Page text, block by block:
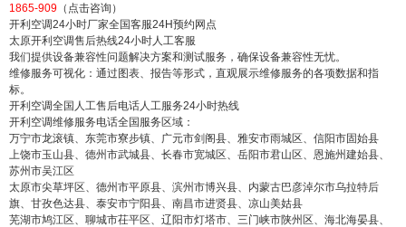
1865-909 （点击咨询）
开利空调24小时厂家全国客服24H预约网点
太原开利空调售后热线24小时人工客服
我们提供设备兼容性问题解决方案和测试服务，确保设备兼容性无忧。
维修服务可视化：通过图表、报告等形式，直观展示维修服务的各项数据和指
标。
开利空调全国人工售后电话人工服务24小时热线
开利空调维修服务电话全国服务区域：
万宁市龙滚镇、东莞市寮步镇、广元市剑阁县、雅安市雨城区、信阳市固始县
上饶市玉山县、德州市武城县、长春市宽城区、岳阳市君山区、恩施州建始县、
苏州市吴江区
太原市尖草坪区、德州市平原县、滨州市博兴县、内蒙古巴彦淖尔市乌拉特后
旗、甘孜色达县、泰安市宁阳县、南昌市进贤县、凉山美姑县
芜湖市鸠江区、聊城市茌平区、辽阳市灯塔市、三门峡市陕州区、海北海晏县、